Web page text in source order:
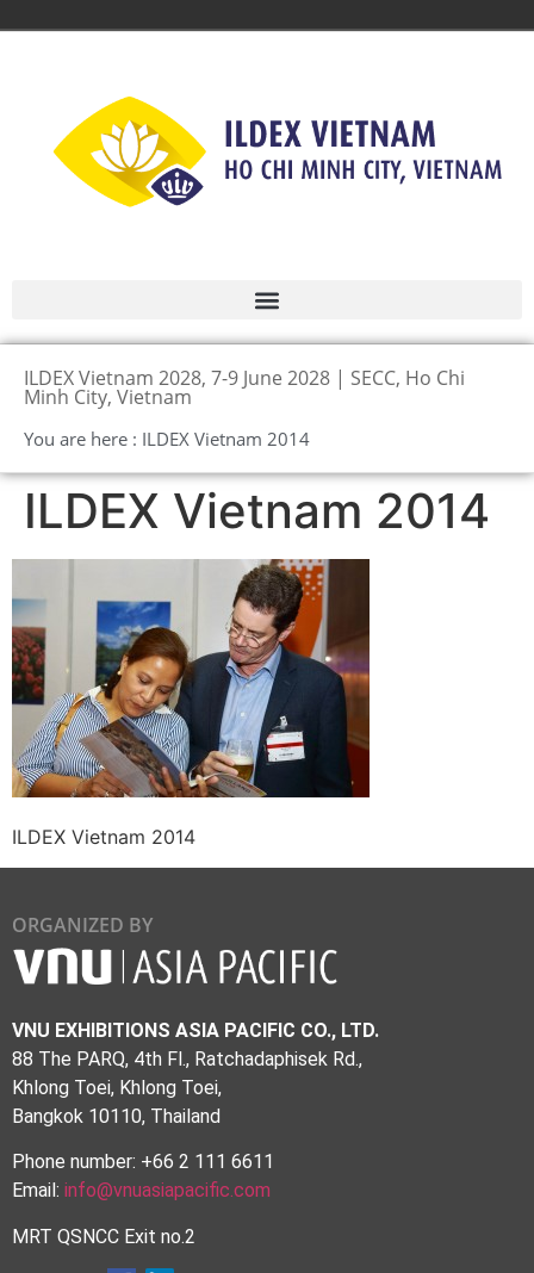
ILDEX Vietnam 2028, 7-9 June 2028 | SECC, Ho Chi
Minh City, Vietnam
You are here : ILDEX Vietnam 2014
ILDEX Vietnam 2014
ILDEX Vietnam 2014
ORGANIZED BY
VNU EXHIBITIONS ASIA PACIFIC CO., LTD.
88 The PARQ, 4th Fl., Ratchadaphisek Rd.,
Khlong Toei, Khlong Toei,
Bangkok 10110, Thailand
Phone number: +66 2 111 6611
Email: info@vnuasiapacific.com
MRT QSNCC Exit no.2